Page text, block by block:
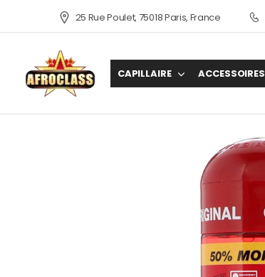
25 Rue Poulet, 75018 Paris, France
CAPILLAIRE ACCESSOIRES